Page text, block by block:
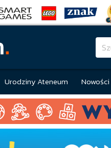
Urodziny Ateneum